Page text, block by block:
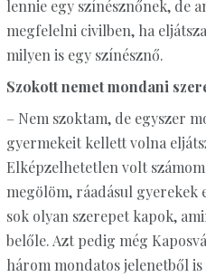
lennie egy színésznőnek, de
megfelelni civilben, ha
milyen is egy színésznő.
Szokott nemet mondani
– Nem szoktam, de egyszer
gyermekeit kellett volna
Elképzelhetetlen volt
megölöm, ráadásul gyerekek
sok olyan szerepet kapok,
belőle. Azt pedig még
három mondatos jelenetből